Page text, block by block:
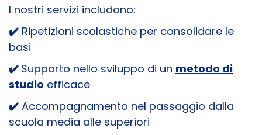
I nostri servizi includono:
✔️ Ripetizioni scolastiche per consolidare le
basi
✔️ Supporto nello sviluppo di un metodo di
studio efficace
✔️ Accompagnamento nel passaggio dalla
scuola media alle superiori